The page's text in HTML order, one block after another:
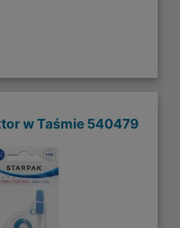
w Taśmie 540479